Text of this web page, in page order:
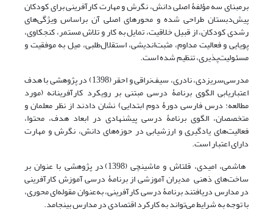
برمبنای سه مؤلفۀ اصلی دانش، نگرش و مهارت کارآفرینی برای کودکان
پیش‌دبستان طراحی شده و محورهای اصلی آن براساس ویژگی‌های
رشدی کودکان، از قبیل خلاقیت، تمایل به کار و تلاش مستمر، کنجکاوی،
پویایی و فعالیت مداوم، مثبت‌اندیشی، استقلال‌طلبی، میل به موفقیت و
مسئولیت‌پذیری، تنظیم شده است.
مدرسی‌سریزدی، نادری، سیف‌نراقی و احقر (1398) در پژوهشی با هدف
اعتباریابی الگوی برنامۀ درسی مبتنی بر رویکرد کارآفرینانه (مورد
مطالعه: درس فارسی دورۀ دوم ابتدایی) نشان دادند از نظر معلمان و
متخصصان، الگوی برنامۀ درسی پیشنهادی در ابعاد هدف، محتوا،
فعالیت‌های یادگیری و ارزشیابی در حوزه‌های دانش، نگرش و مهارت
دارای اعتبار است.
هاشمی، امیدی، قلتاش و ماشینچی (1398) در پژوهشی با عنوان بر
ساخت‌های ذهنی مدیران آموزشی از برنامۀ درسی آموزش کارآفرینی
در مدارس دریافتند برنامۀ درسی کارآفرینی، به‌عنوان مقوله‌ای محوری،
با توجه به شرایط می‌تواند به کارکرد اقتصادی در مدارس بینجامد.